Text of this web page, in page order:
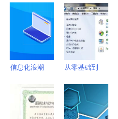
化‘互联网
+就业管
理’新篇章
信息化浪潮
座 中科院
从零基础到
服务器的含
义搭建全解